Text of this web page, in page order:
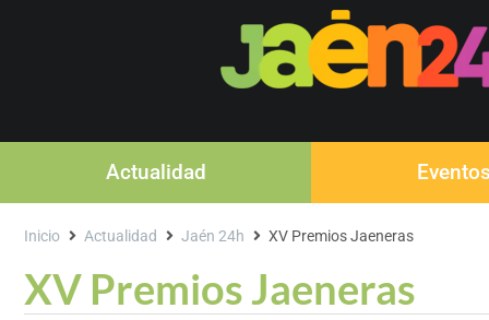
Actualidad
XV Premios Jaeneras
Inicio Actualidad Jaén 24h XV Premios Jaeneras